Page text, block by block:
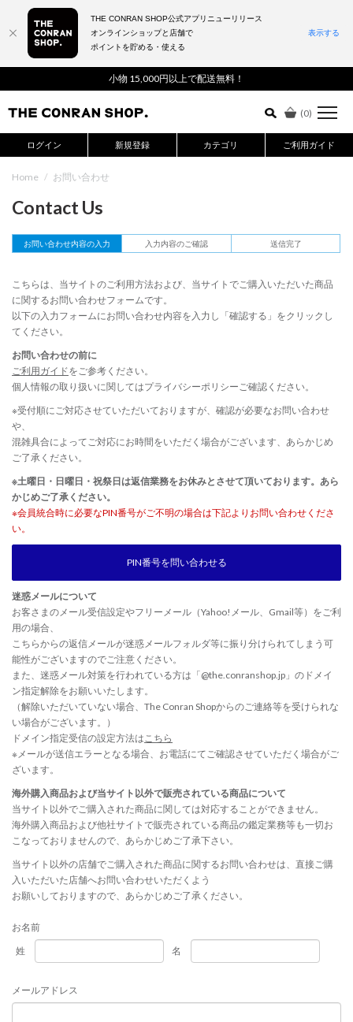
小物 15,000円以上で配送無料！
(0)
ログイン 新規登録 カテゴリ ご利用ガイド
詳細検索はこちら
Home / お問い合わせ
Contact Us
お問い合わせ内容の入力 入力内容のご確認 送信完了
こちらは、当サイトのご利用方法および、当サイトでご購入いただいた商品
に関するお問い合わせフォームです。
以下の入力フォームにお問い合わせ内容を入力し「確認する」をクリックし
てください。
お問い合わせの前に
ご利用ガイドをご参考ください。
個人情報の取り扱いに関してはプライバシーポリシーご確認ください。
※受付順にご対応させていただいておりますが、確認が必要なお問い合わせ
や、
混雑具合によってご対応にお時間をいただく場合がございます、あらかじめ
ご了承ください。
※土曜日・日曜日・祝祭日は返信業務をお休みとさせて頂いております。あら
かじめご了承ください。
※会員統合時に必要なPIN番号がご不明の場合は下記よりお問い合わせくださ
い。
PIN番号を問い合わせる
迷惑メールについて
お客さまのメール受信設定やフリーメール（Yahoo!メール、Gmail等）をご利
用の場合、
こちらからの返信メールが迷惑メールフォルダ等に振り分けられてしまう可
能性がございますのでご注意ください。
また、迷惑メール対策を行われている方は「@the.conranshop.jp」のドメイ
ン指定解除をお願いいたします。
（解除いただいていない場合、The Conran Shopからのご連絡等を受けられな
い場合がございます。）
ドメイン指定受信の設定方法はこちら
※メールが送信エラーとなる場合、お電話にてご確認させていただく場合がご
ざいます。
海外購入商品および当サイト以外で販売されている商品について
当サイト以外でご購入された商品に関しては対応することができません。
海外購入商品および他社サイトで販売されている商品の鑑定業務等も一切お
こなっておりませんので、あらかじめご了承下さい。
当サイト以外の店舗でご購入された商品に関するお問い合わせは、直接ご購
入いただいた店舗へお問い合わせいただくよう
お願いしておりますので、あらかじめご了承ください。
お名前
姓
名
メールアドレス
THE CONRAN SHOP公式アプリニューリリース
オンラインショップと店舗で
ポイントを貯める・使える
表示する